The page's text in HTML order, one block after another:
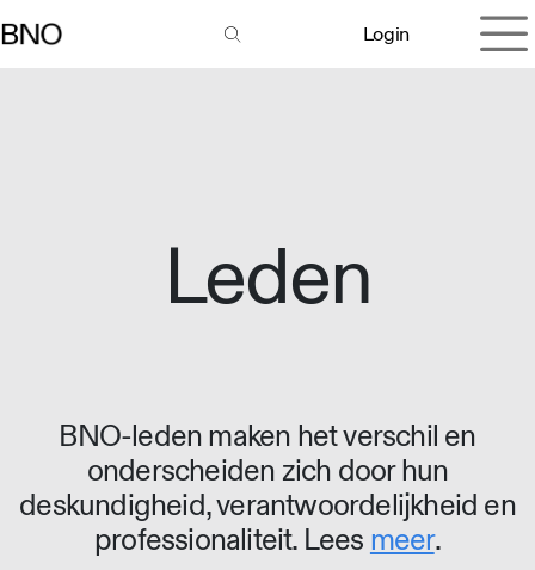
Login
Leden
BNO-leden maken het verschil en
onderscheiden zich door hun
deskundigheid, verantwoordelijkheid en
professionaliteit. Lees meer.